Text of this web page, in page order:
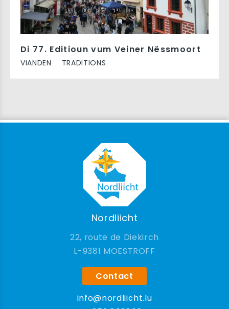
Di 77. Editioun vum Veiner Nëssmoort
VIANDEN TRADITIONS
Nordliicht
22, route de Diekirch
9381 MOESTROFF
Contact
info@nordliicht.lu